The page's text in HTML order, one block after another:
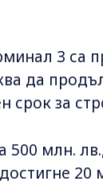
3 са
да
срок за
500 млн.
20